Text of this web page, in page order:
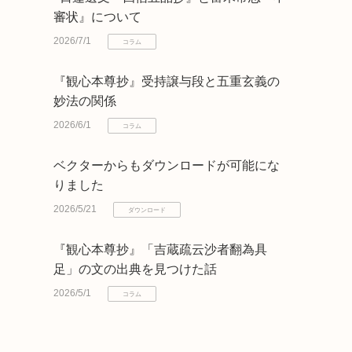
審状』について
2026/7/1 コラム
『観心本尊抄』受持譲与段と五重玄義の
妙法の関係
2026/6/1 コラム
ベクターからもダウンロードが可能にな
りました
2026/5/21 ダウンロード
『観心本尊抄』「吉蔵疏云沙者翻為具
足」の文の出典を見つけた話
2026/5/1 コラム